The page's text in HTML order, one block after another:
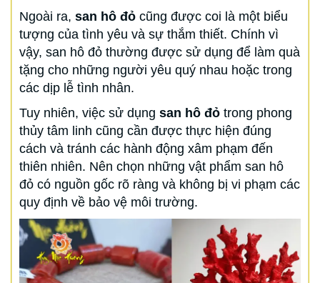
Ngoài ra, san hô đỏ cũng được coi là một biểu
tượng của tình yêu và sự thắm thiết. Chính vì
vậy, san hô đỏ thường được sử dụng để làm quà
tặng cho những người yêu quý nhau hoặc trong
các dịp lễ tình nhân.
Tuy nhiên, việc sử dụng san hô đỏ trong phong
thủy tâm linh cũng cần được thực hiện đúng
cách và tránh các hành động xâm phạm đến
thiên nhiên. Nên chọn những vật phẩm san hô
đỏ có nguồn gốc rõ ràng và không bị vi phạm các
quy định về bảo vệ môi trường.